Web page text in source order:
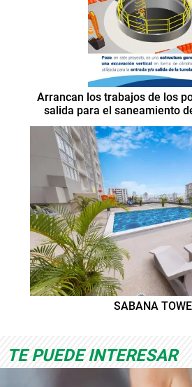
Arrancan los trabajos de los
salida para el saneamiento
SABANA
TE PUEDE INTERESAR